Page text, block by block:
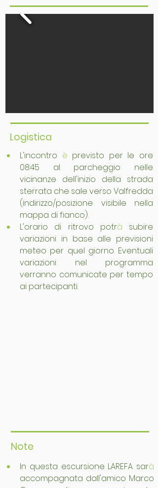
Logistica
L'incontro è previsto per le ore
08:45 al parcheggio nelle
vicinanze dell'inizio della strada
sterrata che sale verso Valfredda
(indirizzo/posizione visibile nella
mappa di fianco).
L'orario di ritrovo potrà subire
variazioni in base alle previsioni
meteo per quel giorno. Eventuali
variazioni nel programma
verranno comunicate per tempo
ai partecipanti.
Note
In questa escursione LAREFA sarà
accompagnata dall'amico Marco